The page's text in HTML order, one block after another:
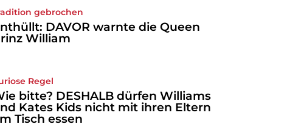
gebrochen
DAVOR warnte die Queen
William
Regel
bitte? DESHALB dürfen Williams
Kates Kids nicht mit ihren Eltern
Tisch essen